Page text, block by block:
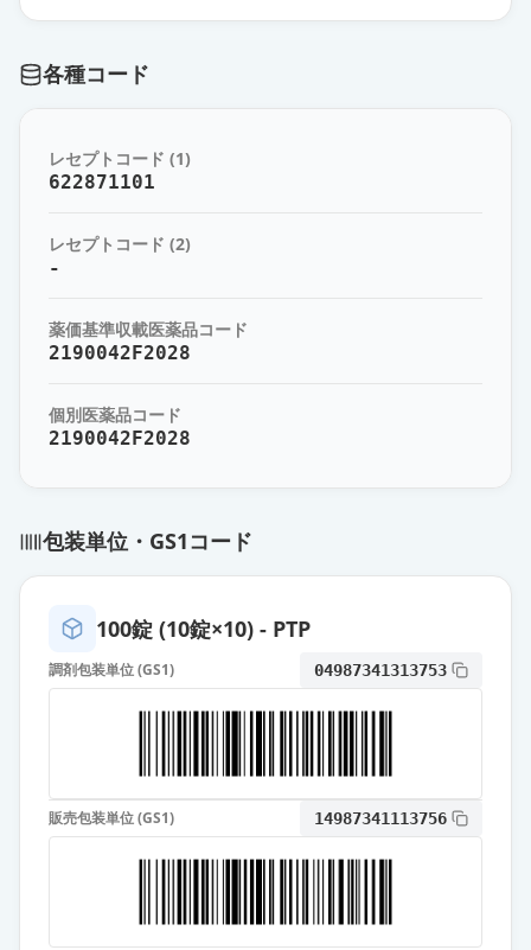
通常出荷
各種コード
レセプトコード (1)
622871101
レセプトコード (2)
-
薬価基準収載医薬品コード
2190042F2028
個別医薬品コード
2190042F2028
包装単位・GS1コード
100錠 (10錠×10) - PTP
調剤包装単位 (GS1) 04987341313753
販売包装単位 (GS1) 14987341113756